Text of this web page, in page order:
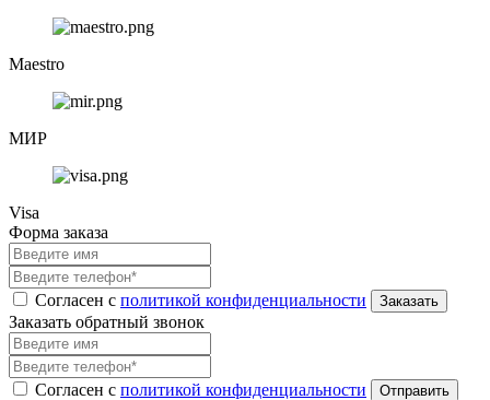
Maestro
МИР
Visa
Форма заказа
Согласен с политикой конфиденциальности
Заказать обратный звонок
Согласен с политикой конфиденциальности